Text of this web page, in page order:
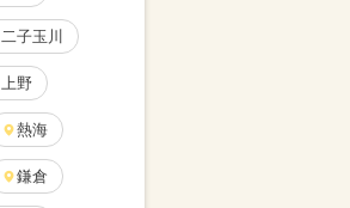
二子玉川
上野
熱海
鎌倉